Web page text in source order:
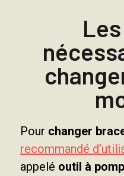
Pour changer
recommandé
appelé outil à